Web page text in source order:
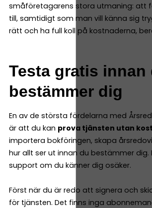
småföretagarens stora utmaning: att
till, samtidigt som man vill känna sig
rätt och ha full koll på kostnaderna,
Testa gratis innan
bestämmer dig
En av de största fördelarna med
är att du kan prova tjänsten utan
importera bokföringen, skapa
hur allt ser ut innan du bestämmer dig.
support om du känner dig osäker.
Först när du är redo att signera och
för tjänsten. Det finns inga